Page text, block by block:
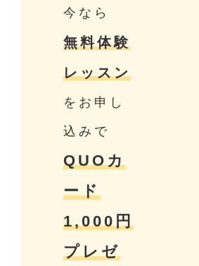
今なら
無料体験
レッスン
をお申し
込みで
QUOカ
ード
1,000円
プレゼ